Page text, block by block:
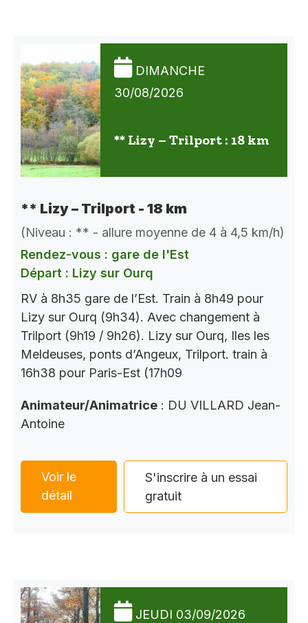
DIMANCHE
30/08/2026
** Lizy – Trilport : 18 km
** Lizy – Trilport - 18 km
(Niveau : ** - allure moyenne de 4 à 4,5 km/h)
Rendez-vous : gare de l'Est
Départ : Lizy sur Ourq
RV à 8h35 gare de l’Est. Train à 8h49 pour
Lizy sur Ourq (9h34). Avec changement à
Trilport (9h19 / 9h26). Lizy sur Ourq, Iles les
Meldeuses, ponts d’Angeux, Trilport. train à
16h38 pour Paris-Est (17h09
Animateur/Animatrice : DU VILLARD Jean-
Antoine
Voir le
détail
S'inscrire à un essai
gratuit
JEUDI 03/09/2026